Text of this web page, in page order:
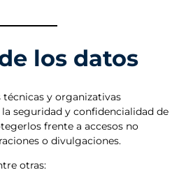
los datos
técnicas y organizativas
seguridad y confidencialidad de
frente a accesos no
o divulgaciones.
otras: